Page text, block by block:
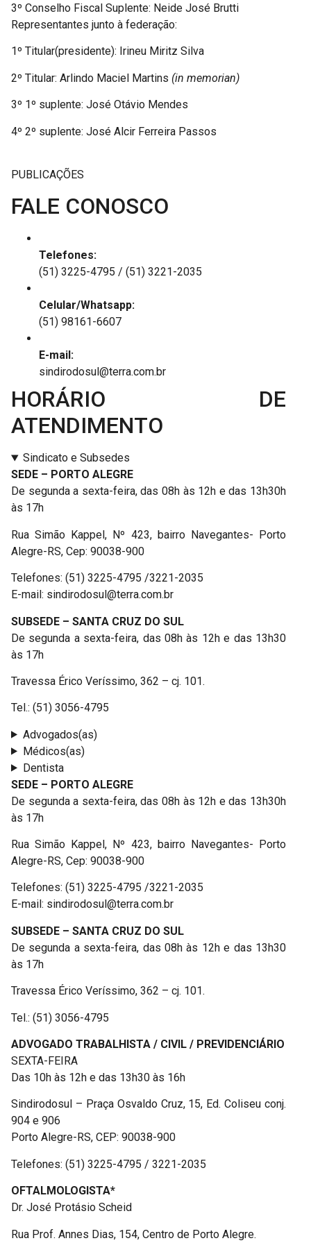
3º Conselho Fiscal Suplente: Neide José Brutti
Representantes junto à federação:
1º Titular(presidente): Irineu Miritz Silva
2º Titular: Arlindo Maciel Martins (in memorian)
3º 1º suplente: José Otávio Mendes
4º 2º suplente: José Alcir Ferreira Passos
PUBLICAÇÕES
FALE CONOSCO
Telefones:
(51) 3225-4795 / (51) 3221-2035
Celular/Whatsapp:
(51) 98161-6607
E-mail:
sindirodosul@terra.com.br
HORÁRIO DE
ATENDIMENTO
Sindicato e Subsedes
SEDE – PORTO ALEGRE
De segunda a sexta-feira, das 08h às 12h e das 13h30h
às 17h
Rua Simão Kappel, Nº 423, bairro Navegantes- Porto
Alegre-RS, Cep: 90038-900
Telefones: (51) 3225-4795 /3221-2035
E-mail: sindirodosul@terra.com.br
SUBSEDE – SANTA CRUZ DO SUL
De segunda a sexta-feira, das 08h às 12h e das 13h30
às 17h
Travessa Érico Veríssimo, 362 – cj. 101.
Tel.: (51) 3056-4795
Advogados(as)
Médicos(as)
Dentista
SEDE – PORTO ALEGRE
De segunda a sexta-feira, das 08h às 12h e das 13h30h
às 17h
Rua Simão Kappel, Nº 423, bairro Navegantes- Porto
Alegre-RS, Cep: 90038-900
Telefones: (51) 3225-4795 /3221-2035
E-mail: sindirodosul@terra.com.br
SUBSEDE – SANTA CRUZ DO SUL
De segunda a sexta-feira, das 08h às 12h e das 13h30
às 17h
Travessa Érico Veríssimo, 362 – cj. 101.
Tel.: (51) 3056-4795
ADVOGADO TRABALHISTA / CIVIL / PREVIDENCIÁRIO
SEXTA-FEIRA
Das 10h às 12h e das 13h30 às 16h
Sindirodosul – Praça Osvaldo Cruz, 15, Ed. Coliseu conj.
904 e 906
Porto Alegre-RS, CEP: 90038-900
Telefones: (51) 3225-4795 / 3221-2035
OFTALMOLOGISTA*
Dr. José Protásio Scheid
Rua Prof. Annes Dias, 154, Centro de Porto Alegre.